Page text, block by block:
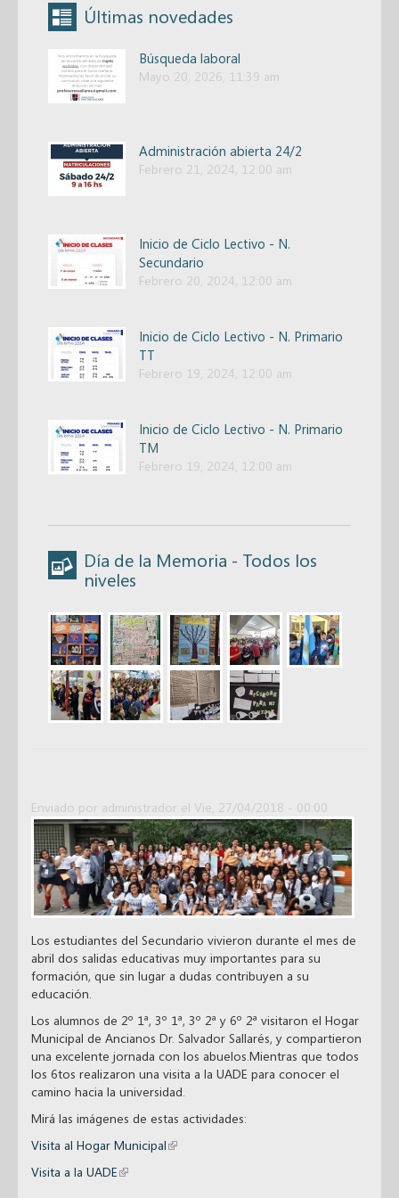
Últimas novedades
Búsqueda laboral
Mayo 20, 2026, 11:39 am
Administración abierta 24/2
Febrero 21, 2024, 12:00 am
Inicio de Ciclo Lectivo - N.
Secundario
Febrero 20, 2024, 12:00 am
Inicio de Ciclo Lectivo - N. Primario
TT
Febrero 19, 2024, 12:00 am
Inicio de Ciclo Lectivo - N. Primario
TM
Febrero 19, 2024, 12:00 am
Día de la Memoria - Todos los
niveles
Enviado por administrador el Vie, 27/04/2018 - 00:00
Los estudiantes del Secundario vivieron durante el mes de
abril dos salidas educativas muy importantes para su
formación, que sin lugar a dudas contribuyen a su
educación.
Los alumnos de 2º 1ª, 3º 1ª, 3º 2ª y 6º 2ª visitaron el Hogar
Municipal de Ancianos Dr. Salvador Sallarés, y compartieron
una excelente jornada con los abuelos.Mientras que todos
los 6tos realizaron una visita a la UADE para conocer el
camino hacia la universidad.
Mirá las imágenes de estas actividades:
Visita al Hogar Municipal(link is external)
Visita a la UADE(link is external)